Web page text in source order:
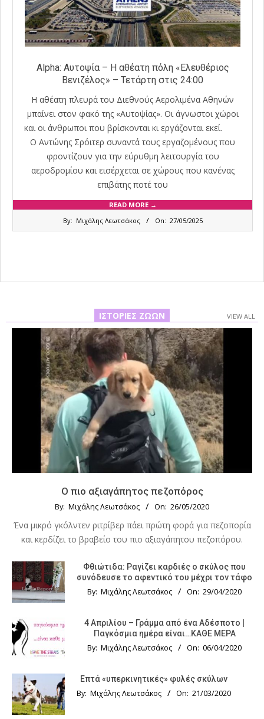
Alpha: Αυτοψία – Η αθέατη πόλη «Ελευθέριος
Βενιζέλος» – Τετάρτη στις 24:00
Η αθέατη πλευρά του Διεθνούς Αερολιμένα Αθηνών
μπαίνει στον φακό της «Αυτοψίας». Οι άγνωστοι χώροι
και οι άνθρωποι που βρίσκονται κι εργάζονται εκεί.
Ο Αντώνης Σρόιτερ συναντά τους εργαζομένους που
φροντίζουν για την εύρυθμη λειτουργία του
αεροδρομίου και εισέρχεται σε χώρους που κανένας
επιβάτης ποτέ του
READ MORE →
By: Μιχάλης Λεωτσάκος On: 27/05/2025
ΙΣΤΟΡΊΕΣ ΖΏΩΝ VIEW ALL
Ο πιο αξιαγάπητος πεζοπόρος
By: Μιχάλης Λεωτσάκος On: 26/05/2020
Ένα μικρό γκόλντεν ριτρίβερ πάει πρώτη φορά για πεζοπορία
και κερδίζει το βραβείο του πιο αξιαγάπητου πεζοπόρου.
Φθιώτιδα: Ραγίζει καρδιές ο σκύλος που
συνόδευσε το αφεντικό του μέχρι τον τάφο
By: Μιχάλης Λεωτσάκος On: 29/04/2020
4 Απριλίου – Γράμμα από ένα Αδέσποτο |
Παγκόσμια ημέρα είναι…ΚΑΘΕ ΜΕΡΑ
By: Μιχάλης Λεωτσάκος On: 06/04/2020
Επτά «υπερκινητικές» φυλές σκύλων
By: Μιχάλης Λεωτσάκος On: 21/03/2020